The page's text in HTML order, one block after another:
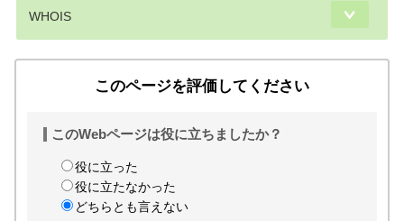
WHOIS
このページを評価してください
このWebページは役に立ちましたか？
役に立った
役に立たなかった
どちらとも言えない